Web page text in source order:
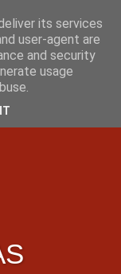
its services
user-agent are
and security
usage